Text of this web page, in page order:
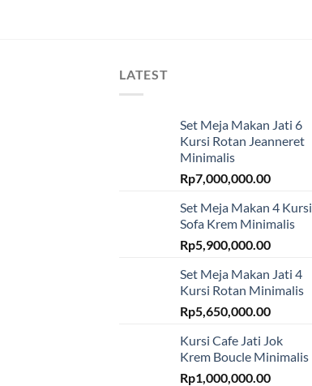
LATEST
Set Meja Makan Jati 6
Kursi Rotan Jeanneret
Minimalis
Rp7,000,000.00
Set Meja Makan 4 Kursi
Sofa Krem Minimalis
Rp5,900,000.00
Set Meja Makan Jati 4
Kursi Rotan Minimalis
Rp5,650,000.00
Kursi Cafe Jati Jok
Krem Boucle Minimalis
Rp1,000,000.00